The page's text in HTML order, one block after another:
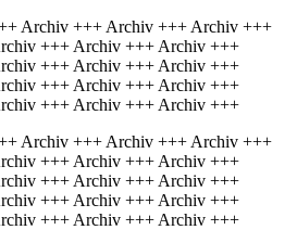
Archiv +++ Archiv +++ Archiv +++
+++ Archiv +++ Archiv +++
+++ Archiv +++ Archiv +++
+++ Archiv +++ Archiv +++
+++ Archiv +++ Archiv +++
Archiv +++ Archiv +++ Archiv +++
+++ Archiv +++ Archiv +++
+++ Archiv +++ Archiv +++
+++ Archiv +++ Archiv +++
+++ Archiv +++ Archiv +++